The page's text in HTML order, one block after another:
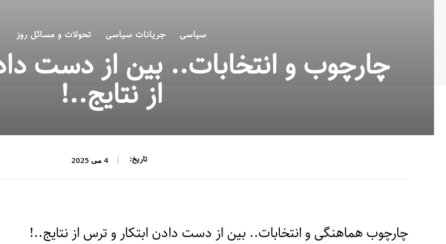
سیاسی جریانات سیاسی تحولات و مسائل روز
چارچوب و انتخابات.. بین از دست
از نتایج..!
تاریخ: 4 می 2025
چارچوب هماهنگی و انتخابات.. بین از دست دادن ابتکار و ترس از نتایج..!